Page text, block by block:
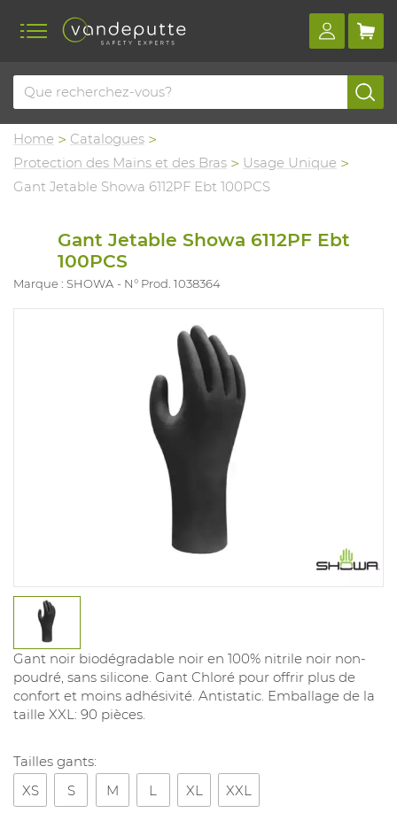
Home
Catalogues
Protection des Mains et des Bras
Usage Unique
Gant Jetable Showa 6112PF Ebt 100PCS
Gant Jetable Showa 6112PF Ebt
100PCS
Marque : SHOWA N° Prod. 1038364
Gant noir biodégradable noir en 100% nitrile noir non-
poudré, sans silicone. Gant Chloré pour offrir plus de
confort et moins adhésivité. Antistatic. Emballage de la
taille XXL: 90 pièces.
Tailles gants:
XS
S M L XL XXL